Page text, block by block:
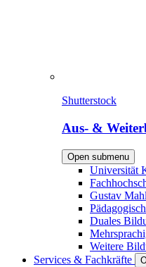
Shutterstock
Aus- &
Open submenu
Universität
Gustav
Duales
Weitere
Services & Fachkräfte